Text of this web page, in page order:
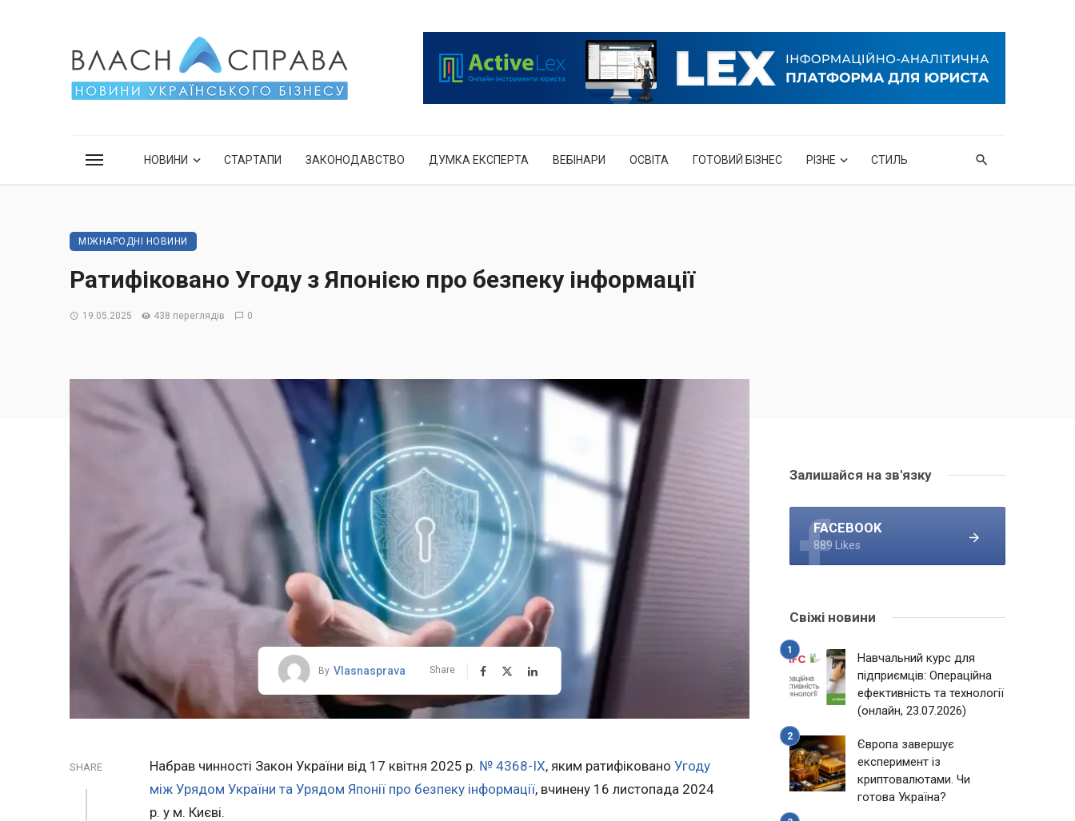
НОВИНИ СТАРТАПИ ЗАКОНОДАВСТВО ДУМКА ЕКСПЕРТА ВЕБІНАРИ ОСВІТА ГОТОВИЙ БІЗНЕС РІЗНЕ СТИЛЬ
МІЖНАРОДНІ НОВИНИ
Ратифіковано Угоду з Японією про безпеку інформації
19.05.2025 438 переглядів 0
By Vlasnasprava Share
SHARE Набрав чинності Закон України від 17 квітня 2025 р. № 4368-IX, яким ратифіковано Угоду
між Урядом України та Урядом Японії про безпеку інформації, вчинену 16 листопада 2024
р. у м. Києві.
Залишайся на зв'язку
FACEBOOK
889 Likes
Свіжі новини
Навчальний курс для
підприємців: Операційна
ефективність та технології
(онлайн, 23.07.2026)
Європа завершує
експеримент із
криптовалютами. Чи
готова Україна?